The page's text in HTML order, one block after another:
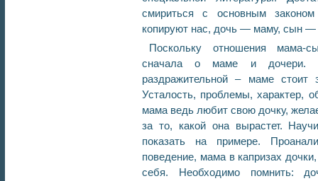
смириться с основным
копируют нас, дочь — маму, сын —
Поскольку отношения мама-
сначала о маме и дочери.
раздражительной – маме стоит
Усталость, проблемы,
мама ведь любит свою дочку,
за то, какой она вырастет.
показать на примере.
поведение, мама в капризах
себя. Необходимо помнить: